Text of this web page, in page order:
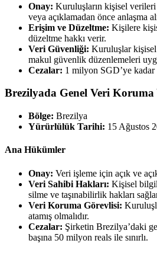
Onay: Kuruluşların kişisel
veya açıklamadan önce anlaşma
Erişim ve Düzeltme: Kişilere
düzeltme hakkı verir.
Veri Güvenliği: Kuruluşlar
makul güvenlik düzenlemeleri
Cezalar: 1 milyon SGD’ye kadar
Brezilyada Genel Veri Koruma
Bölge: Brezilya
Yürürlülük Tarihi: 15 Ağustos
Ana Hükümler
Onay: Veri işleme için açık ve
Veri Sahibi Hakları: Kişisel
silme ve taşınabilirlik hakları
Veri Koruma Görevlisi:
atamış olmalıdır.
Cezalar: Şirketin Brezilya’daki
başına 50 milyon reals ile sınırlı.